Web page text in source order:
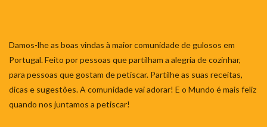
Damos-lhe as boas vindas à maior comunidade de gulosos em
Portugal. Feito por pessoas que partilham a alegria de cozinhar,
para pessoas que gostam de petiscar. Partilhe as suas receitas,
dicas e sugestões. A comunidade vai adorar! E o Mundo é mais feliz
quando nos juntamos a petiscar!